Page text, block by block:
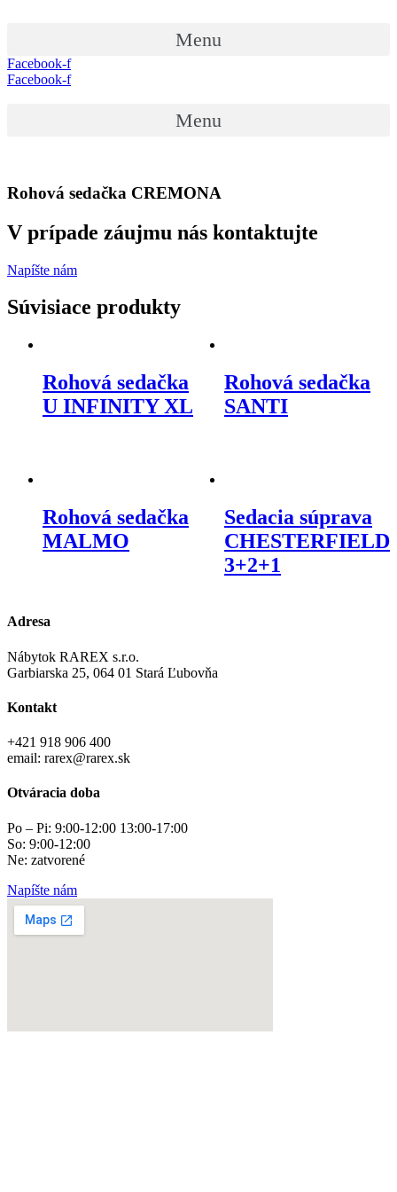
Menu
Facebook-f
Facebook-f
Menu
Rohová sedačka CREMONA
V prípade záujmu nás kontaktujte
Napíšte nám
Súvisiace produkty
Rohová sedačka
U INFINITY XL
Rohová sedačka
SANTI
Rohová sedačka
MALMO
Sedacia súprava
CHESTERFIELD
3+2+1
Adresa
Nábytok RAREX s.r.o.
Garbiarska 25, 064 01 Stará Ľubovňa
Kontakt
+421 918 906 400
email: rarex@rarex.sk
Otváracia doba
Po – Pi: 9:00-12:00 13:00-17:00
So: 9:00-12:00
Ne: zatvorené
Napíšte nám